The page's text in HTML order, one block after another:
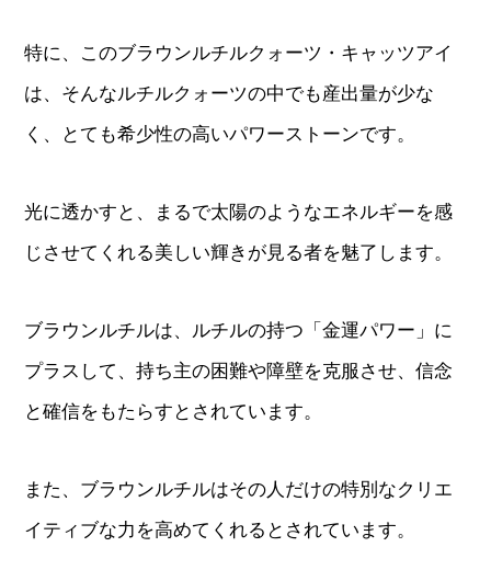
特に、このブラウンルチルクォーツ・キャッツアイ
は、そんなルチルクォーツの中でも産出量が少な
く、とても希少性の高いパワーストーンです。
光に透かすと、まるで太陽のようなエネルギーを感
じさせてくれる美しい輝きが見る者を魅了します。
ブラウンルチルは、ルチルの持つ「金運パワー」に
プラスして、持ち主の困難や障壁を克服させ、信念
と確信をもたらすとされています。
また、ブラウンルチルはその人だけの特別なクリエ
イティブな力を高めてくれるとされています。